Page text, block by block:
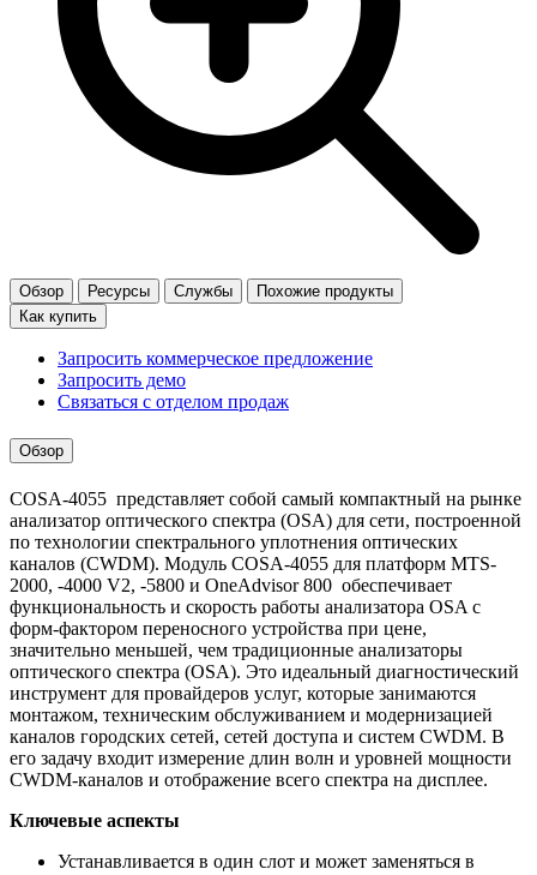
Обзор Ресурсы Службы
Похожие продукты
Как купить
Запросить коммерческое предложение
Запросить демо
Связаться с отделом продаж
Обзор
COSA-4055 представляет собой самый компактный на рынке
анализатор оптического спектра (OSA) для сети, построенной
по технологии спектрального уплотнения оптических
каналов (CWDM). Модуль COSA-4055 для платформ MTS-
2000, -4000 V2, -5800 и OneAdvisor 800 обеспечивает
функциональность и скорость работы анализатора OSA с
форм-фактором переносного устройства при цене,
значительно меньшей, чем традиционные анализаторы
оптического спектра (OSA). Это идеальный диагностический
инструмент для провайдеров услуг, которые занимаются
монтажом, техническим обслуживанием и модернизацией
каналов городских сетей, сетей доступа и систем CWDM. В
его задачу входит измерение длин волн и уровней мощности
CWDM-каналов и отображение всего спектра на дисплее.
Ключевые аспекты
Устанавливается в один слот и может заменяться в